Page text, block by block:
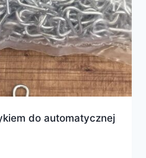
do automatycznej